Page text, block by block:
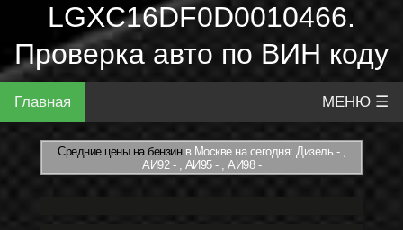
LGXC16DF0D0010466.
Проверка авто по ВИН коду
Главная МЕНЮ ☰
Средние цены на бензинв Москве на сегодня: Дизель - ,
АИ92 - , АИ95 - , АИ98 -